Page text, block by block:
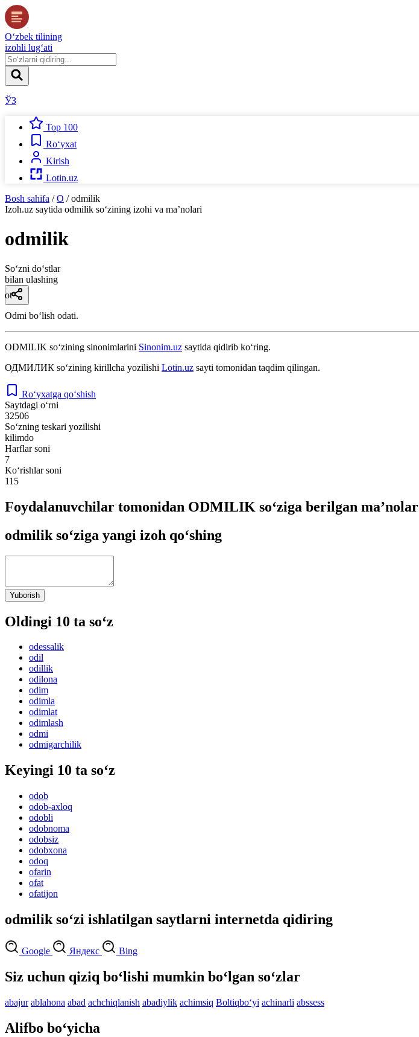
O‘zbek tilining
izohli lug‘ati
ЎЗ
Top 100
Ro‘yxat
Kirish
Lotin.uz
Bosh sahifa / O / odmilik
Izoh.uz saytida odmilik so‘zining izohi va ma’nolari
odmilik
So‘zni do‘stlar
bilan ulashing
ot
Odmi boʻlish odati.
ODMILIK so‘zining sinonimlarini Sinonim.uz saytida qidirib ko‘ring.
ОДМИЛИК so‘zining kirillcha yozilishi Lotin.uz sayti tomonidan taqdim qilingan.
Ro‘yxatga qo‘shish
Saytdagi o‘rni
32506
So‘zning teskari yozilishi
kilimdo
Harflar soni
7
Ko‘rishlar soni
115
Foydalanuvchilar tomonidan ODMILIK so‘ziga berilgan ma’nolar
odmilik so‘ziga yangi izoh qo‘shing
Yuborish
Oldingi 10 ta so‘z
odessalik
odil
odillik
odilona
odim
odimla
odimlat
odimlash
odmi
odmigarchilik
Keyingi 10 ta so‘z
odob
odob-axloq
odobli
odobnoma
odobsiz
odobxona
odoq
ofarin
ofat
ofatijon
odmilik so‘zi ishlatilgan saytlarni internetda qidiring
Google Яндекс Bing
Siz uchun qiziq bo‘lishi mumkin bo‘lgan so‘zlar
abajur ablahona abad achchiqlanish abadiylik achimsiq Boltiqbo‘yi achinarli abssess
Alifbo bo‘yicha